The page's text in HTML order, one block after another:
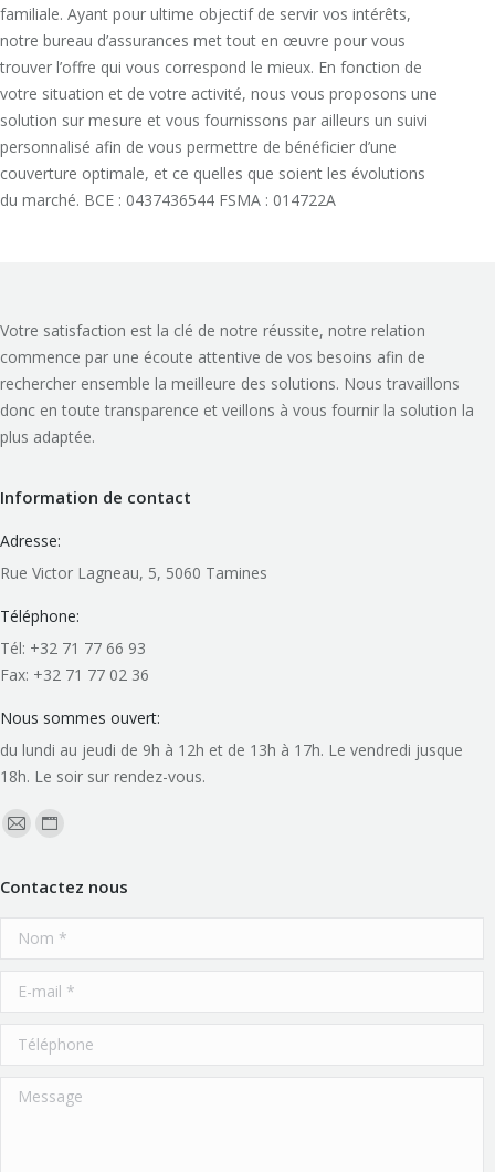
familiale. Ayant pour ultime objectif de servir vos intérêts,
notre bureau d’assurances met tout en œuvre pour vous
trouver l’offre qui vous correspond le mieux. En fonction de
votre situation et de votre activité, nous vous proposons une
solution sur mesure et vous fournissons par ailleurs un suivi
personnalisé afin de vous permettre de bénéficier d’une
couverture optimale, et ce quelles que soient les évolutions
du marché. BCE : 0437436544 FSMA : 014722A
Votre satisfaction est la clé de notre réussite, notre relation
commence par une écoute attentive de vos besoins afin de
rechercher ensemble la meilleure des solutions. Nous travaillons
donc en toute transparence et veillons à vous fournir la solution la
plus adaptée.
Information de contact
Adresse:
Rue Victor Lagneau, 5, 5060 Tamines
Téléphone:
Tél: +32 71 77 66 93
Fax: +32 71 77 02 36
Nous sommes ouvert:
du lundi au jeudi de 9h à 12h et de 13h à 17h. Le vendredi jusque
18h. Le soir sur rendez-vous.
Trouvez nous sur :
La
E-
mail
s'ouvre
une
nouvelle
fenêtre
La
Site
Web
s'ouvre
une
nouvelle
fenêtre
Contactez nous
Nom *
E-mail *
Téléphone
Message